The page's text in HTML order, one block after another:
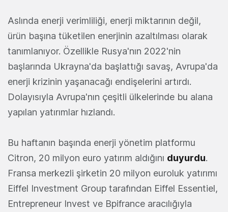
Aslında enerji verimliliği, enerji miktarının değil,
ürün başına tüketilen enerjinin azaltılması olarak
tanımlanıyor. Özellikle Rusya'nın 2022'nin
başlarında Ukrayna'da başlattığı savaş, Avrupa'da
enerji krizinin yaşanacağı endişelerini artırdı.
Dolayısıyla Avrupa'nın çeşitli ülkelerinde bu alana
yapılan yatırımlar hızlandı.
Bu haftanın başında enerji yönetim platformu
Citron, 20 milyon euro yatırım aldığını duyurdu.
Fransa merkezli şirketin 20 milyon euroluk yatırımı
Eiffel Investment Group tarafından Eiffel Essentiel,
Entrepreneur Invest ve Bpifrance aracılığıyla